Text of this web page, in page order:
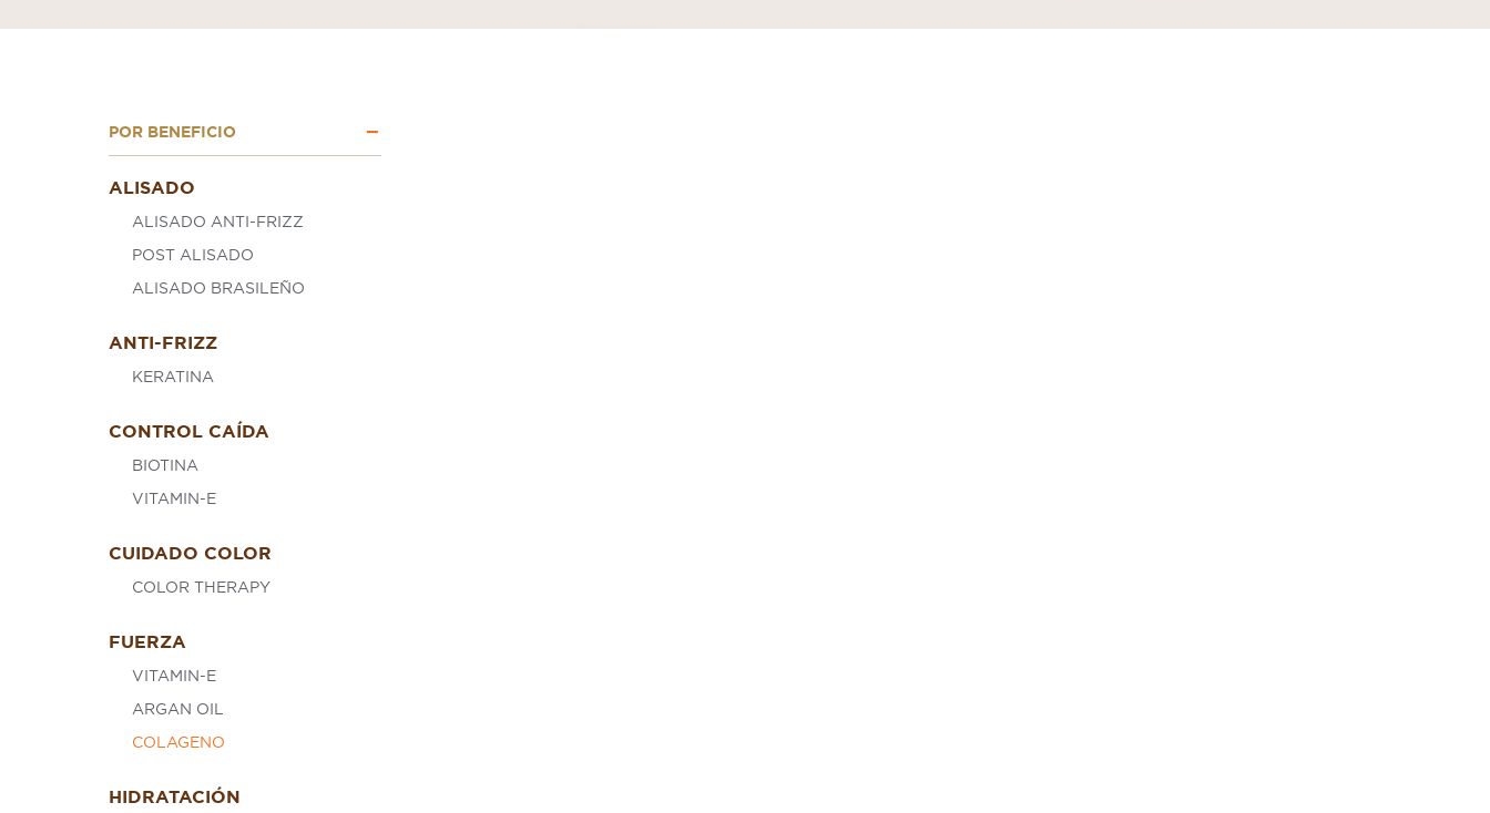
POR BENEFICIO
ALISADO
ALISADO ANTI-FRIZZ
POST ALISADO
ALISADO BRASILEÑO
ANTI-FRIZZ
KERATINA
CONTROL CAÍDA
BIOTINA
VITAMIN-E
CUIDADO COLOR
COLOR THERAPY
FUERZA
VITAMIN-E
ARGAN OIL
COLAGENO
HIDRATACIÓN